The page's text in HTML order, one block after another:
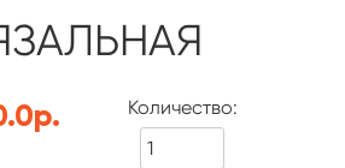
Количество: